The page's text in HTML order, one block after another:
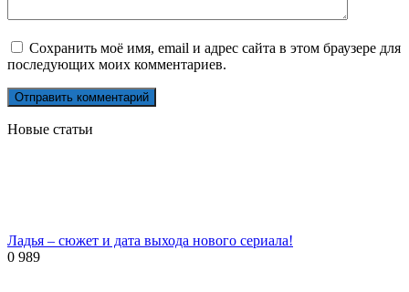
Сохранить моё имя, email и адрес сайта в этом браузере для
последующих моих комментариев.
Новые статьи
Ладья – сюжет и дата выхода нового сериала!
0 989